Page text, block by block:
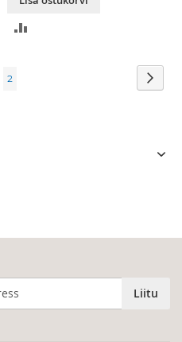
Page
Page
2
Liitu